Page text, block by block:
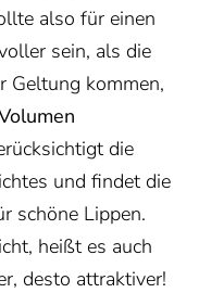
also für einen
sein, als die
Geltung kommen,
die
und findet die
schöne Lippen.
heißt es auch
desto attraktiver!